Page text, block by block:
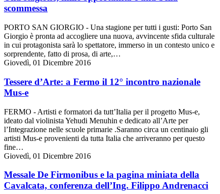
scommessa
PORTO SAN GIORGIO - Una stagione per tutti i gusti: Porto San
Giorgio è pronta ad accogliere una nuova, avvincente sfida culturale
in cui protagonista sarà lo spettatore, immerso in un contesto unico e
sorprendente, fatto di prosa, di arte,…
Giovedì, 01 Dicembre 2016
Tessere d’Arte: a Fermo il 12° incontro nazionale
Mus-e
FERMO - Artisti e formatori da tutt’Italia per il progetto Mus-e,
ideato dal violinista Yehudi Menuhin e dedicato all’Arte per
l’Integrazione nelle scuole primarie .Saranno circa un centinaio gli
artisti Mus-e provenienti da tutta Italia che arriveranno per questo
fine…
Giovedì, 01 Dicembre 2016
Messale De Firmonibus e la pagina miniata della
Cavalcata, conferenza dell’Ing. Filippo Andrenacci